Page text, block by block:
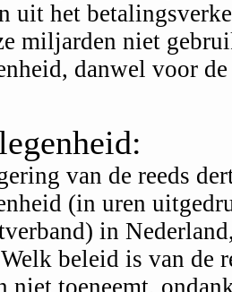
uit het
miljarden niet
danwel voor
van de reeds
(in uren
in
beleid is van de